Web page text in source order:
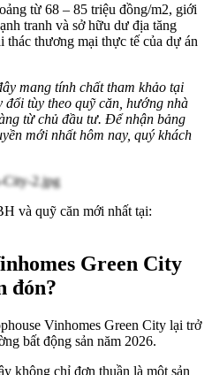
từ 68 – 85 triệu đồng/m2, giới
tranh và sở hữu dư địa tăng
thương mại thực tế của dự án
mang tính chất tham khảo tại
tùy theo quỹ căn, hướng nhà
từ chủ đầu tư. Để nhận bảng
mới nhất hôm nay, quý khách
và quỹ căn mới nhất tại:
Green City
đón?
Vinhomes Green City lại trở
bất động sản năm 2026.
không chỉ đơn thuần là một sản